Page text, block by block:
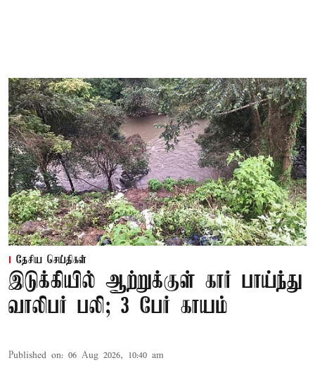
தேசிய செய்திகள்
இடுக்கியில் ஆற்றுக்குள் கார் பாய்ந்து
வாலிபர் பலி; 3 பேர் காயம்
Published on: 06 Aug 2026, 10:40 am